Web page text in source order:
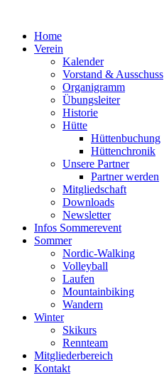
springenHome
Verein
Kalender
Vorstand & Ausschuss
Organigramm
Übungsleiter
Historie
Hütte
Hüttenbuchung
Hüttenchronik
Unsere Partner
Partner werden
Mitgliedschaft
Downloads
Newsletter
Infos Sommerevent
Sommer
Nordic-Walking
Volleyball
Laufen
Mountainbiking
Wandern
Winter
Skikurs
Rennteam
Mitgliederbereich
Kontakt